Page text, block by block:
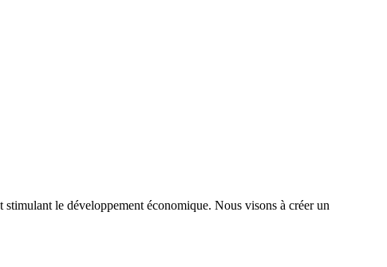
le développement économique. Nous visons à créer un